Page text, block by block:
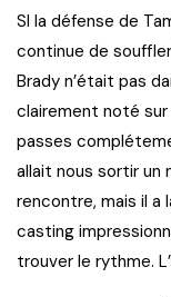
SI la défense de
continue de
Brady n’était pas
clairement noté
passes
allait nous sortir un
rencontre, mais il a
casting
trouver le rythme.